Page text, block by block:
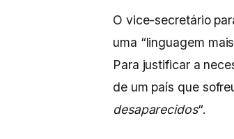
O vice-secretário
uma “linguagem
Para justificar a
de um país que
desaparecidos“.